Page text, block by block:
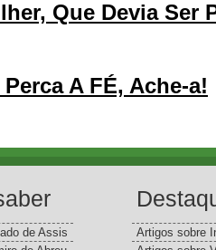
Que Devia Ser
A FÉ, Ache-a!
de Assis
Artigos sobre